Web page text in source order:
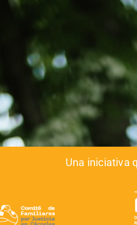
Una iniciativa